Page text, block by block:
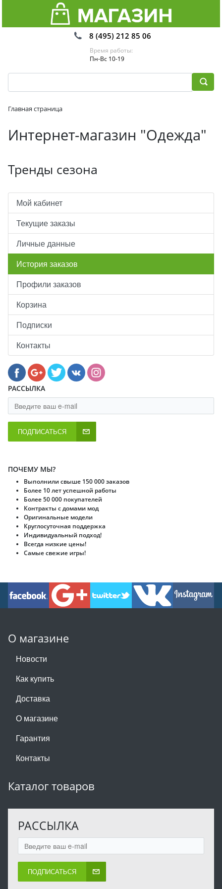
8 (495) 212 85 06
Время работы:
Пн-Вс 10-19
Главная страница
Интернет-магазин "Одежда"
Тренды сезона
Мой кабинет
Текущие заказы
Личные данные
История заказов
Профили заказов
Корзина
Подписки
Контакты
РАССЫЛКА
ПОДПИСАТЬСЯ
ПОЧЕМУ МЫ?
Выполнили свыше 150 000 заказов
Более 10 лет успешной работы
Более 50 000 покупателей
Контракты с домами мод
Оригинальные модели
Круглосуточная поддержка
Индивидуальный подход!
Всегда низкие цены!
Самые свежие игры!
О магазине
Новости
Как купить
Доставка
О магазине
Гарантия
Контакты
Каталог товаров
РАССЫЛКА
ПОДПИСАТЬСЯ